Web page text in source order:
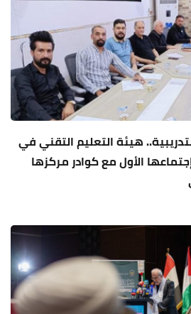
هيئة التعليم التقني في
الأول مع كوادر مركزها